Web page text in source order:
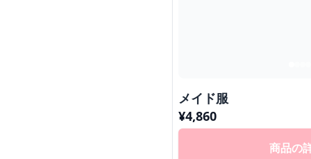
メイド服
¥4,860
商品の